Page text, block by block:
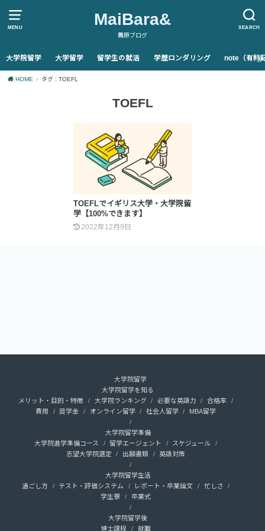
MENU SEARCH
MaiBara&
舞原ブログ
大学院留学 大学留学 留学生の就活 学歴ロンダリング note（有料
HOME タグ : TOEFL
TOEFL
TOEFLでイギリス大学・大学院留
学【100%できます】
2022年12月9日
大学院留学
大学院留学を知る
メリット・目的・特徴
大学院ランキング 必要な英語力
合格率
費用
奨学金 オンライン留学 社会人留学 MBA留学
大学院留学準備
大学院進学準備コース
留学エージェント
スケジュール
志望大学院選定
出願書類 英語対策
大学院留学生活
過ごし方
テスト・評価システム レポート・卒業論文
忙しさ
学生寮
卒業式
大学院留学後
博士課程
就職